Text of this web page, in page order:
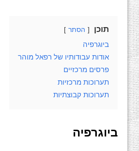
תוכן הסתר
ביוגרפיה
אודות עבודותיו של רפאל מוהר
פרסים מרכזיים
תערוכות מרכזיות
תערוכות קבוצתיות
ביוגרפיה